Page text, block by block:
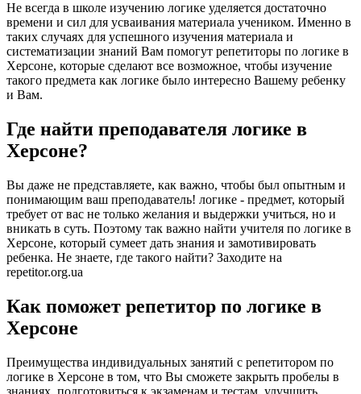
Не всегда в школе изучению логике уделяется достаточно
времени и сил для усваивания материала учеником. Именно в
таких случаях для успешного изучения материала и
систематизации знаний Вам помогут репетиторы по логике в
Херсоне, которые сделают все возможное, чтобы изучение
такого предмета как логике было интересно Вашему ребенку
и Вам.
Где найти преподавателя логике в
Херсоне?
Вы даже не представляете, как важно, чтобы был опытным и
понимающим ваш преподаватель! логике - предмет, который
требует от вас не только желания и выдержки учиться, но и
вникать в суть. Поэтому так важно найти учителя по логике в
Херсоне, который сумеет дать знания и замотивировать
ребенка. Не знаете, где такого найти? Заходите на
repetitor.org.ua
Как поможет репетитор по логике в
Херсоне
Преимущества индивидуальных занятий с репетитором по
логике в Херсоне в том, что Вы сможете закрыть пробелы в
знаниях, подготовиться к экзаменам и тестам, улучшить